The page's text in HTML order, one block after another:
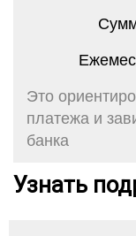
Это
платежа и
банка
Узнать